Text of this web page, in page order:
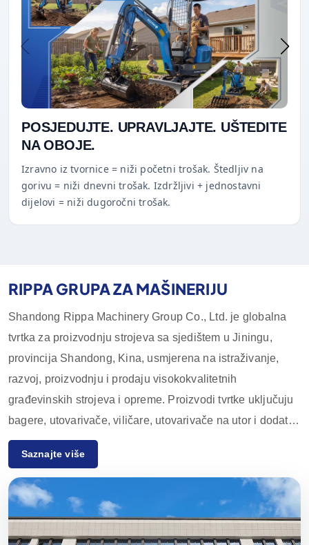
POSJEDUJTE. UPRAVLJAJTE. UŠTEDITE
NA OBOJE.
Izravno iz tvornice = niži početni trošak. Štedljiv na
gorivu = niži dnevni trošak. Izdržljivi + jednostavni
dijelovi = niži dugoročni trošak.
RIPPA GRUPA ZA MAŠINERIJU
Shandong Rippa Machinery Group Co., Ltd. je globalna
tvrtka za proizvodnju strojeva sa sjedištem u Jiningu,
provincija Shandong, Kina, usmjerena na istraživanje,
razvoj, proizvodnju i prodaju visokokvalitetnih
građevinskih strojeva i opreme. Proizvodi tvrtke uključuju
bagere, utovarivače, viličare, utovarivače na utor i dodatnu
opremu, koji se široko koriste u poljoprivredi,
građevinarstvu, rudarstvu i drugim industrijama.
Zahvaljujući inovativnim istraživačkim i razvojnim
sposobnostima te strogoj kontroli kvalitete, oprema tvrtke
Rippa Machinery uživa visok ugled diljem svijeta.
Saznajte više